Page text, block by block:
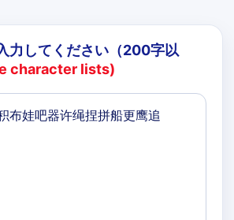
力してください（200字以
character lists)